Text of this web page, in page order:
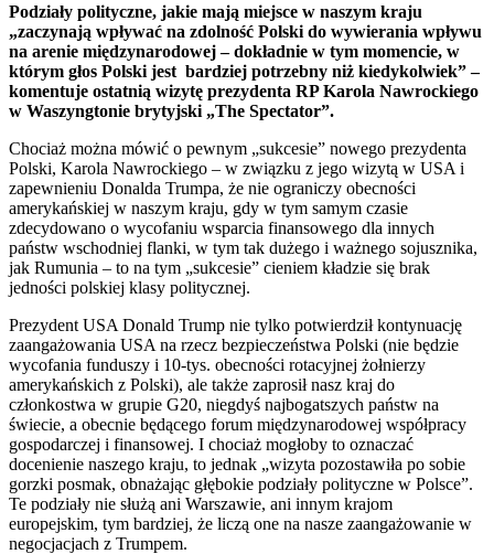
Podziały polityczne, jakie mają miejsce w naszym kraju
„zaczynają wpływać na zdolność Polski do wywierania wpływu
na arenie międzynarodowej – dokładnie w tym momencie, w
którym głos Polski jest bardziej potrzebny niż kiedykolwiek” –
komentuje ostatnią wizytę prezydenta RP Karola Nawrockiego
w Waszyngtonie brytyjski „The Spectator”.
Chociaż można mówić o pewnym „sukcesie” nowego prezydenta
Polski, Karola Nawrockiego – w związku z jego wizytą w USA i
zapewnieniu Donalda Trumpa, że nie ograniczy obecności
amerykańskiej w naszym kraju, gdy w tym samym czasie
zdecydowano o wycofaniu wsparcia finansowego dla innych
państw wschodniej flanki, w tym tak dużego i ważnego sojusznika,
jak Rumunia – to na tym „sukcesie” cieniem kładzie się brak
jedności polskiej klasy politycznej.
Prezydent USA Donald Trump nie tylko potwierdził kontynuację
zaangażowania USA na rzecz bezpieczeństwa Polski (nie będzie
wycofania funduszy i 10-tys. obecności rotacyjnej żołnierzy
amerykańskich z Polski), ale także zaprosił nasz kraj do
członkostwa w grupie G20, niegdyś najbogatszych państw na
świecie, a obecnie będącego forum międzynarodowej współpracy
gospodarczej i finansowej. I chociaż mogłoby to oznaczać
docenienie naszego kraju, to jednak „wizyta pozostawiła po sobie
gorzki posmak, obnażając głębokie podziały polityczne w Polsce”.
Te podziały nie służą ani Warszawie, ani innym krajom
europejskim, tym bardziej, że liczą one na nasze zaangażowanie w
negocjacjach z Trumpem.